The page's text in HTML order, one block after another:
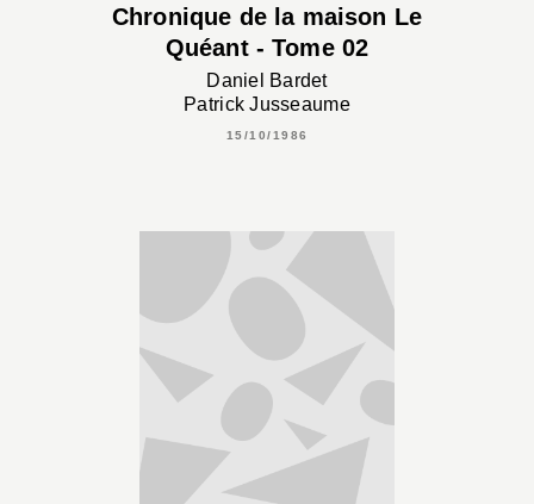
Chronique de la maison Le
Quéant - Tome 02
Daniel Bardet
Patrick Jusseaume
15/10/1986